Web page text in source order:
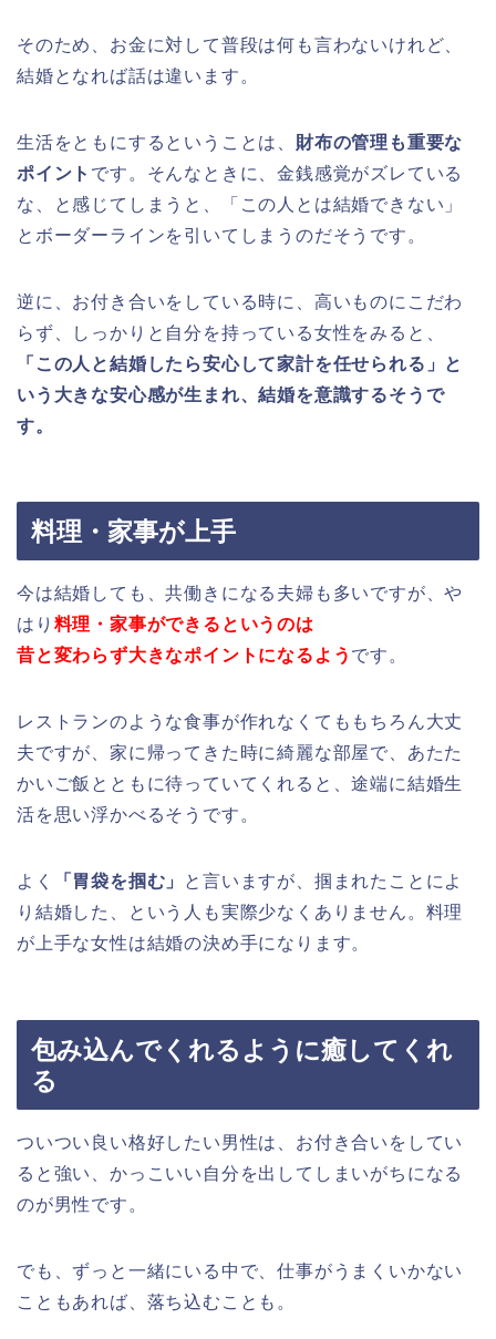
そのため、お金に対して普段は何も言わないけれど、
結婚となれば話は違います。
生活をともにするということは、 財布の管理も重要な
ポイント です。そんなときに、金銭感覚がズレている
な、と感じてしまうと、「この人とは結婚できない」
とボーダーラインを引いてしまうのだそうです。
逆に、お付き合いをしている時に、高いものにこだわ
らず、しっかりと自分を持っている女性をみると、
「この人と結婚したら安心して家計を任せられる」と
いう 大きな安心感が生まれ、結婚を意識するそうで
す。
料理・家事が上手
今は結婚しても、共働きになる夫婦も多いですが、や
はり 料理・家事ができるというのは
昔と変わらず大きなポイントになるよう です。
レストランのような食事が作れなくてももちろん大丈
夫ですが、家に帰ってきた時に綺麗な部屋で、あたた
かいご飯とともに待っていてくれると、途端に結婚生
活を思い浮かべるそうです。
よく 「胃袋を掴む」
と言いますが、掴まれたことによ
り結婚した、という人も実際少なくありません。料理
が上手な女性は結婚の決め手になります。
包み込んでくれるように癒してくれ
る
ついつい良い格好したい男性は、お付き合いをしてい
ると強い、かっこいい自分を出してしまいがちになる
のが男性です。
でも、ずっと一緒にいる中で、仕事がうまくいかない
こともあれば、落ち込むことも。